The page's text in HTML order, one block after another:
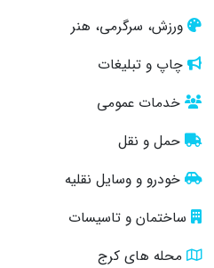
ورزش، سرگرمی، هنر
چاپ و تبلیغات
خدمات عمومی
حمل و نقل
خودرو و وسایل نقلیه
ساختمان و تاسیسات
محله های کرج